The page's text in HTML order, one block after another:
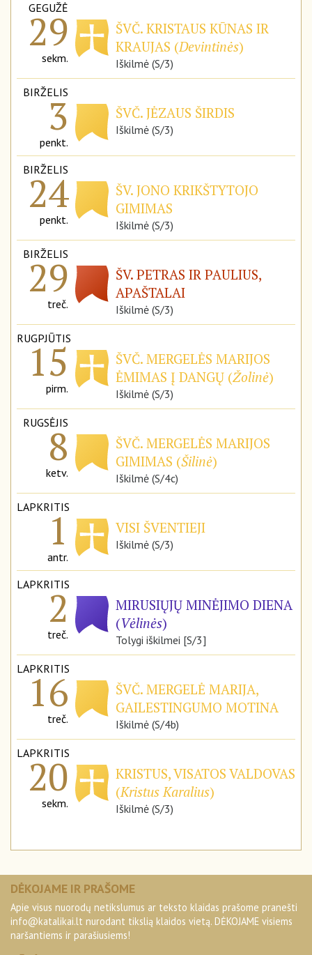
GEGUŽĖ
29
sekm.
ŠVČ. KRISTAUS KŪNAS IR
KRAUJAS (Devintinės)
Iškilmė (S/3)
BIRŽELIS
3
penkt.
ŠVČ. JĖZAUS ŠIRDIS
Iškilmė (S/3)
BIRŽELIS
24
penkt.
ŠV. JONO KRIKŠTYTOJO
GIMIMAS
Iškilmė (S/3)
BIRŽELIS
29
treč.
ŠV. PETRAS IR PAULIUS,
APAŠTALAI
Iškilmė (S/3)
RUGPJŪTIS
15
pirm.
ŠVČ. MERGELĖS MARIJOS
ĖMIMAS Į DANGŲ (Žolinė)
Iškilmė (S/3)
RUGSĖJIS
8
ketv.
ŠVČ. MERGELĖS MARIJOS
GIMIMAS (Šilinė)
Iškilmė (S/4c)
LAPKRITIS
1
antr.
VISI ŠVENTIEJI
Iškilmė (S/3)
LAPKRITIS
2
treč.
MIRUSIŲJŲ MINĖJIMO DIENA
(Vėlinės)
Tolygi iškilmei [S/3]
LAPKRITIS
16
treč.
ŠVČ. MERGELĖ MARIJA,
GAILESTINGUMO MOTINA
Iškilmė (S/4b)
LAPKRITIS
20
sekm.
KRISTUS, VISATOS VALDOVAS
(Kristus Karalius)
Iškilmė (S/3)
DĖKOJAME IR PRAŠOME
Apie visus nuorodų netikslumus ar teksto klaidas prašome pranešti
info@katalikai.lt nurodant tikslią klaidos vietą. DĖKOJAME visiems
naršantiems ir parašiusiems!